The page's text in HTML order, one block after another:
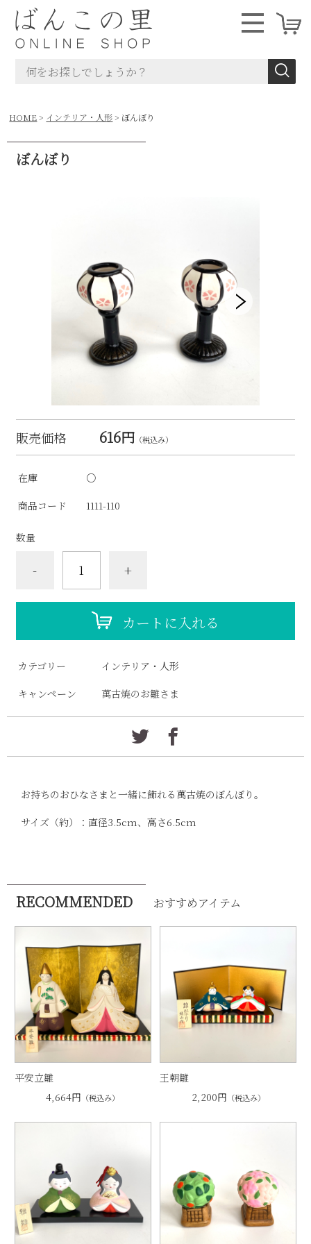
HOME インテリア・人形 ぼんぼり
ぼんぼり
販売価格 616円 （税込み）
在庫
○
商品コード
1111-110
数量
- +
カートに入れる
カテゴリー
インテリア・人形
キャンペーン
萬古焼のお雛さま
お持ちのおひなさまと一緒に飾れる萬古焼のぼんぼり。
サイズ（約）：直径3.5cm、高さ6.5cm
RECOMMENDED おすすめアイテム
平安立雛
4,664円 （税込み）
王朝雛
2,200円 （税込み）